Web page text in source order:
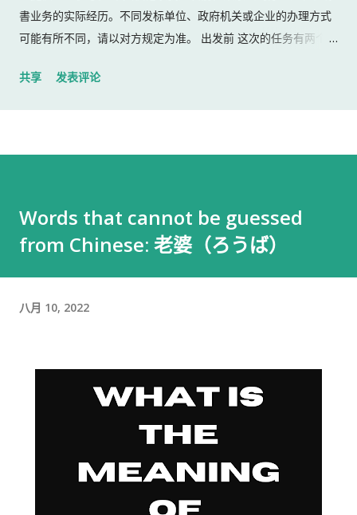
書业务的实际经历。不同发标单位、政府机关或企业的办理方式
可能有所不同，请以对方规定为准。 出发前 这次的任务有两个：
入札仕様書 名片 当时我认为这样就足够了。 后来才发现，还有
工作人员确认后，很快帮我打开了大门。 进入办公室 进入办公室
后，我向工作人员简单打了招呼： お世話になっております。 随
给工作人员，返还手续就结束了。 实际上并不是。 工作人员告诉
的。 这一点如果第一次办理，很容易忽略。 领取新的入札仕様書
完成返还手续后，工作人员把新的入札仕様書交给了我。 就在这
过一次。 因此，我误以为之后领取新的入札仕様書时，就不需要
再携带了。 工作人员告诉我： 資格証明書并不是第一次提交之后
就一直有效，而是每次领取新的入札仕様書时，都需要再次出
示。 由于这是我第一次没有携带，对方这次没有追究，仍然让我
共享 发表评论
Words that cannot be guessed
from Chinese: 老婆（ろうば）
八月 10, 2022